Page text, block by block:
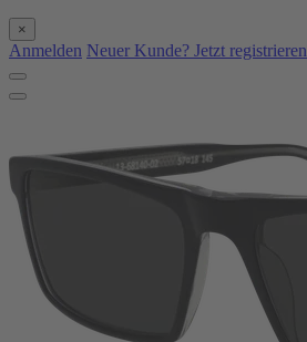
×
Anmelden Neuer Kunde? Jetzt registrieren